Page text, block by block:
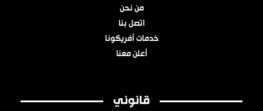
من نحن
اتصل بنا
خدمات أفريكونا
أعلن معنا
قانوني